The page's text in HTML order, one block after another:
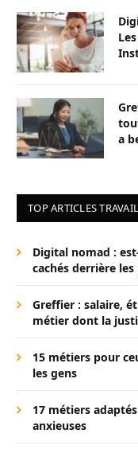
a
TOP ARTICLES TRAVAIL
Digital nomad :
cachés derrière
Greffier : salaire,
métier dont la
15 métiers pour
les gens
17 métiers
anxieuses